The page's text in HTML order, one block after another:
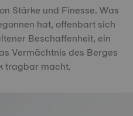
Stärke und Finesse. Was
hat, offenbart sich
Beschaffenheit, ein
Vermächtnis des Berges
tragbar macht.